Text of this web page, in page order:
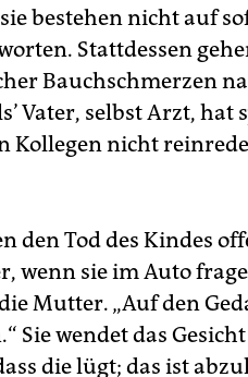
bestehen nicht auf
Stattdessen
Bauchschmerzen
Vater, selbst Arzt,
Kollegen nicht
den Tod des Kindes
wenn sie im Auto
Mutter. „Auf den
Sie wendet das
die lügt; das ist